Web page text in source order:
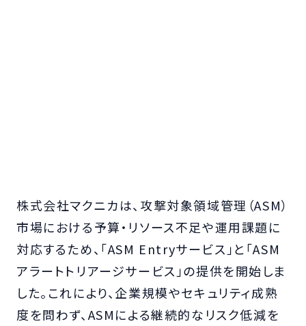
株式会社マクニカは、攻撃対象領域管理（ASM）
市場における予算・リソース不足や運用課題に
対応するため、「ASM Entryサービス」と「ASM
アラートトリアージサービス」の提供を開始しま
した。これにより、企業規模やセキュリティ成熟
度を問わず、ASMによる継続的なリスク低減を